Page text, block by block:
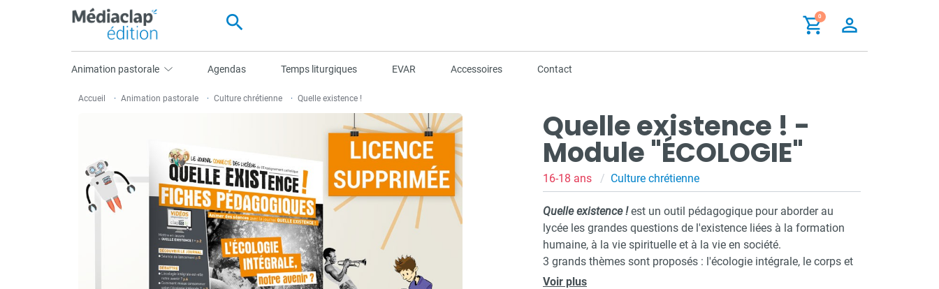
search shopping_cart
0 person_outline
Animation pastorale Agendas Temps liturgiques EVAR Accessoires Contact
Accueil Animation pastorale Culture chrétienne Quelle existence !
Quelle existence ! -
Module "ÉCOLOGIE"
16-18 ans Culture chrétienne
Quelle existence !est un outil pédagogique pour aborder au
lycée les grandes questions de l'existence liées à la formation
humaine, à la vie spirituelle et à la vie en société.
3 grands thèmes sont proposés : l'écologie intégrale, le corps et
le silence.
Voir plus